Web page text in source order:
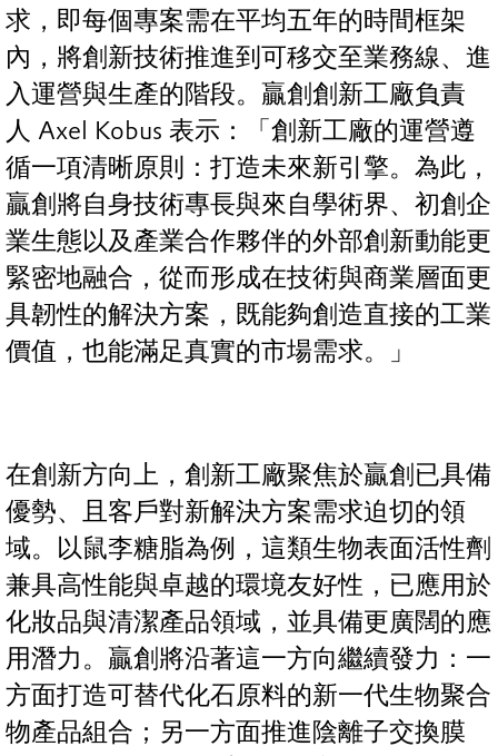
求，即每個專案需在平均五年的時間框架
內，將創新技術推進到可移交至業務線、進
入運營與生產的階段。贏創創新工廠負責
人 Axel Kobus 表示：「創新工廠的運營遵
循一項清晰原則：打造未來新引擎。為此，
贏創將自身技術專長與來自學術界、初創企
業生態以及產業合作夥伴的外部創新動能更
緊密地融合，從而形成在技術與商業層面更
具韌性的解決方案，既能夠創造直接的工業
價值，也能滿足真實的市場需求。」
在創新方向上，創新工廠聚焦於贏創已具備
優勢、且客戶對新解決方案需求迫切的領
域。以鼠李糖脂為例，這類生物表面活性劑
兼具高性能與卓越的環境友好性，已應用於
化妝品與清潔產品領域，並具備更廣闊的應
用潛力。贏創將沿著這一方向繼續發力：一
方面打造可替代化石原料的新一代生物聚合
物產品組合；另一方面推進陰離子交換膜